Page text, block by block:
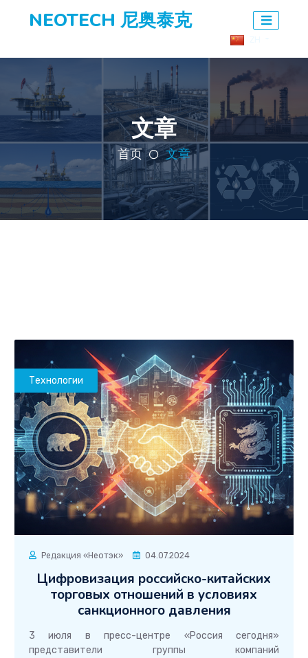
NEOTECH 尼奥泰克
文章
首页 文章
Технологии
Редакция «Неотэк» 04.07.2024
Цифровизация российско-китайских
торговых отношений в условиях
санкционного давления
3 июля в пресс-центре «Россия сегодня»
представители группы компаний